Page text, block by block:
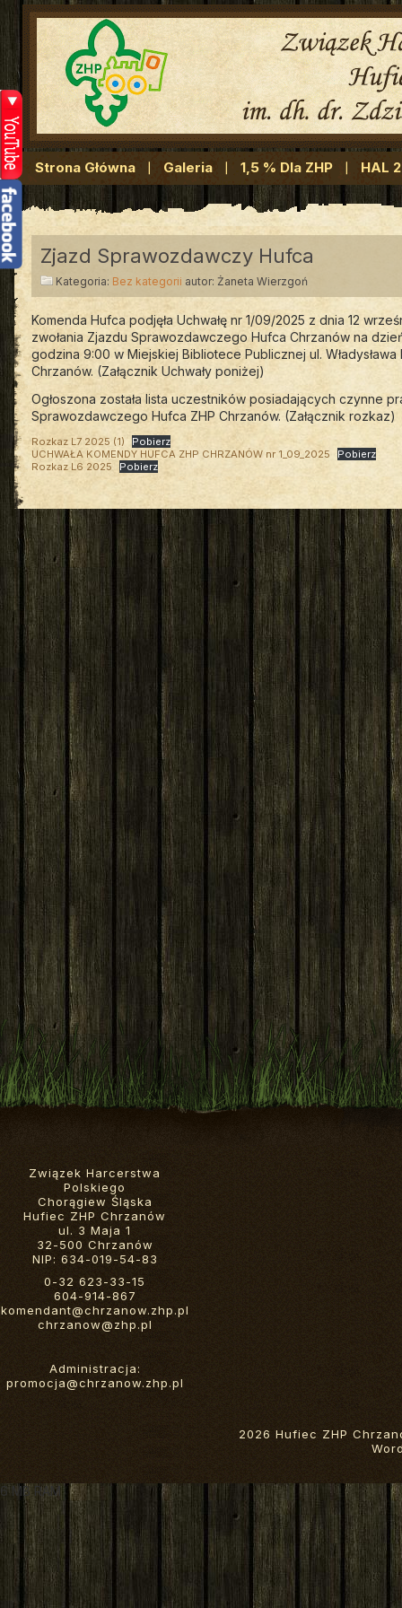
Strona Główna Galeria 1,5 % Dla ZHP HAL
Zjazd Sprawozdawczy Hufca
Kategoria: Bez kategorii autor: Żaneta Wierzgoń
Komenda Hufca podjęła Uchwałę nr 1/09/2025 z dnia 12
zwołania Zjazdu Sprawozdawczego Hufca Chrzanów na
godzina 9:00 w Miejskiej Bibliotece Publicznej ul.
Chrzanów. (Załącznik Uchwały poniżej)
Ogłoszona została lista uczestników posiadających czynne
Sprawozdawczego Hufca ZHP Chrzanów. (Załącznik rozkaz)
Rozkaz L7 2025 (1)
Pobierz
UCHWAŁA KOMENDY HUFCA ZHP CHRZANÓW nr 1_09_2025
Pobierz
Rozkaz L6 2025
Pobierz
Związek Harcerstwa
Polskiego
Chorągiew Śląska
Hufiec ZHP Chrzanów
ul. 3 Maja 1
32-500 Chrzanów
NIP: 634-019-54-83
0-32 623-33-15
604-914-867
komendant@chrzanow.zhp.pl
chrzanow@zhp.pl
Administracja:
promocja@chrzanow.zhp.pl
2026 Hufiec ZHP
6 MB RAM